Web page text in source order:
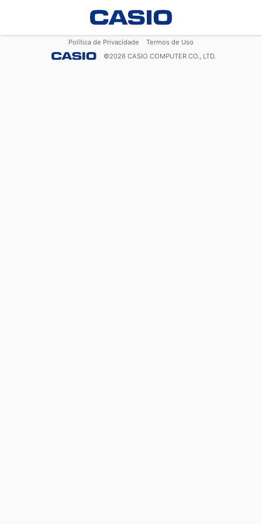
Política de Privacidade
Termos de Uso
©2026 CASIO COMPUTER CO., LTD.